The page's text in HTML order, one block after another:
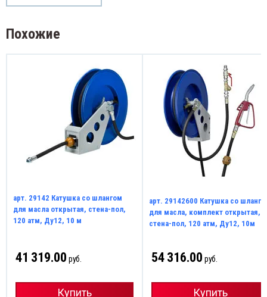
Похожие
арт. 29142 Катушка со шлангом
для масла открытая, стена-пол,
120 атм, Ду12, 10 м
41 319.00 руб.
Купить
арт. 29142600 Катушка со
для масла, комплект открытая,
стена-пол, 120 атм, Ду12, 10м
54 316.00 руб.
Купить